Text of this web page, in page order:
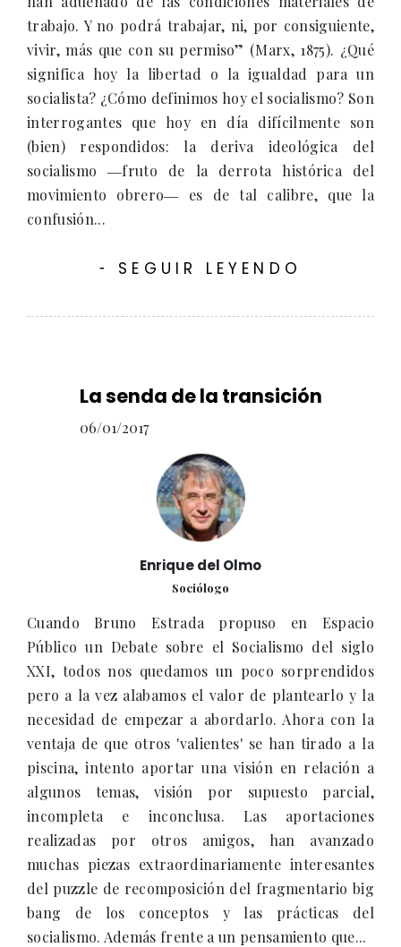
trabajo. Y no podrá trabajar, ni, por consiguiente,
vivir, más que con su permiso” (Marx, 1875). ¿Qué
significa hoy la libertad o la igualdad para un
socialista? ¿Cómo definimos hoy el socialismo? Son
interrogantes que hoy en día difícilmente son
(bien) respondidos: la deriva ideológica del
socialismo ―fruto de la derrota histórica del
movimiento obrero― es de tal calibre, que la
confusión...
- SEGUIR LEYENDO
La senda de la transición
06/01/2017
Enrique del Olmo
Sociólogo
Cuando Bruno Estrada propuso en Espacio
Público un Debate sobre el Socialismo del siglo
XXI, todos nos quedamos un poco sorprendidos
pero a la vez alabamos el valor de plantearlo y la
necesidad de empezar a abordarlo. Ahora con la
ventaja de que otros 'valientes' se han tirado a la
piscina, intento aportar una visión en relación a
algunos temas, visión por supuesto parcial,
incompleta e inconclusa. Las aportaciones
realizadas por otros amigos, han avanzado
muchas piezas extraordinariamente interesantes
del puzzle de recomposición del fragmentario big
bang de los conceptos y las prácticas del
socialismo. Además frente a un pensamiento que...